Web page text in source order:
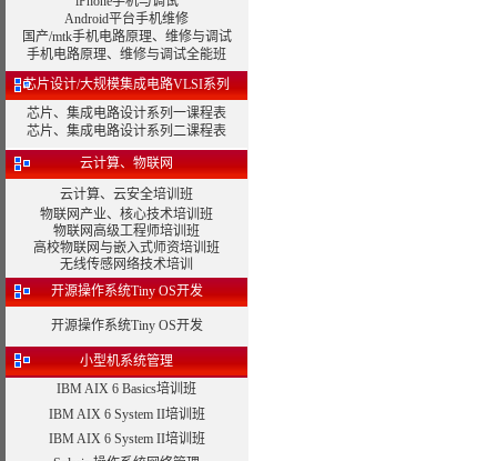
Android平台手机维修
国产/mtk手机电路原理、维修与调试
手机电路原理、维修与调试全能班
芯片设计/大规模集成电路VLSI系列
芯片、集成电路设计系列一课程表
芯片、集成电路设计系列二课程表
云计算、物联网
云计算、云安全培训班
物联网产业、核心技术培训班
物联网高级工程师培训班
高校物联网与嵌入式师资培训班
无线传感网络技术培训
开源操作系统Tiny OS开发
开源操作系统Tiny OS开发
小型机系统管理
IBM AIX 6 Basics培训班
IBM AIX 6 System II培训班
IBM AIX 6 System II培训班